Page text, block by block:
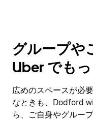
グループや
Uber でも
広めのスペースが必
なときも、Dodford
ら、ご自身やグルー